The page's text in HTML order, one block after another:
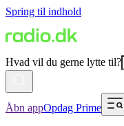
Spring til indhold
Hvad vil du gerne lytte til?
Åbn appOpdag Prime